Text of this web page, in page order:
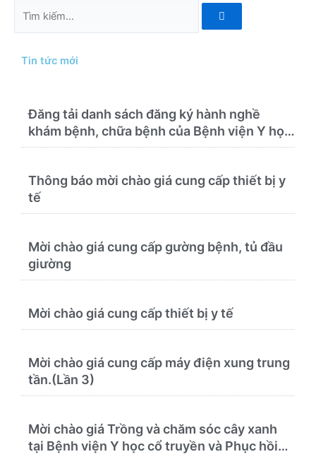
kiếm
Tin tức mới
Đăng tải danh sách đăng ký hành nghề
khám bệnh, chữa bệnh của Bệnh viện Y học
cổ truyền và Phục hồi chức năng Quy Nhơn
Thông báo mời chào giá cung cấp thiết bị y
tế
Mời chào giá cung cấp gường bệnh, tủ đầu
giường
Mời chào giá cung cấp thiết bị y tế
Mời chào giá cung cấp máy điện xung trung
tần.(Lần 3)
Mời chào giá Trồng và chăm sóc cây xanh
tại Bệnh viện Y học cổ truyền và Phục hồi